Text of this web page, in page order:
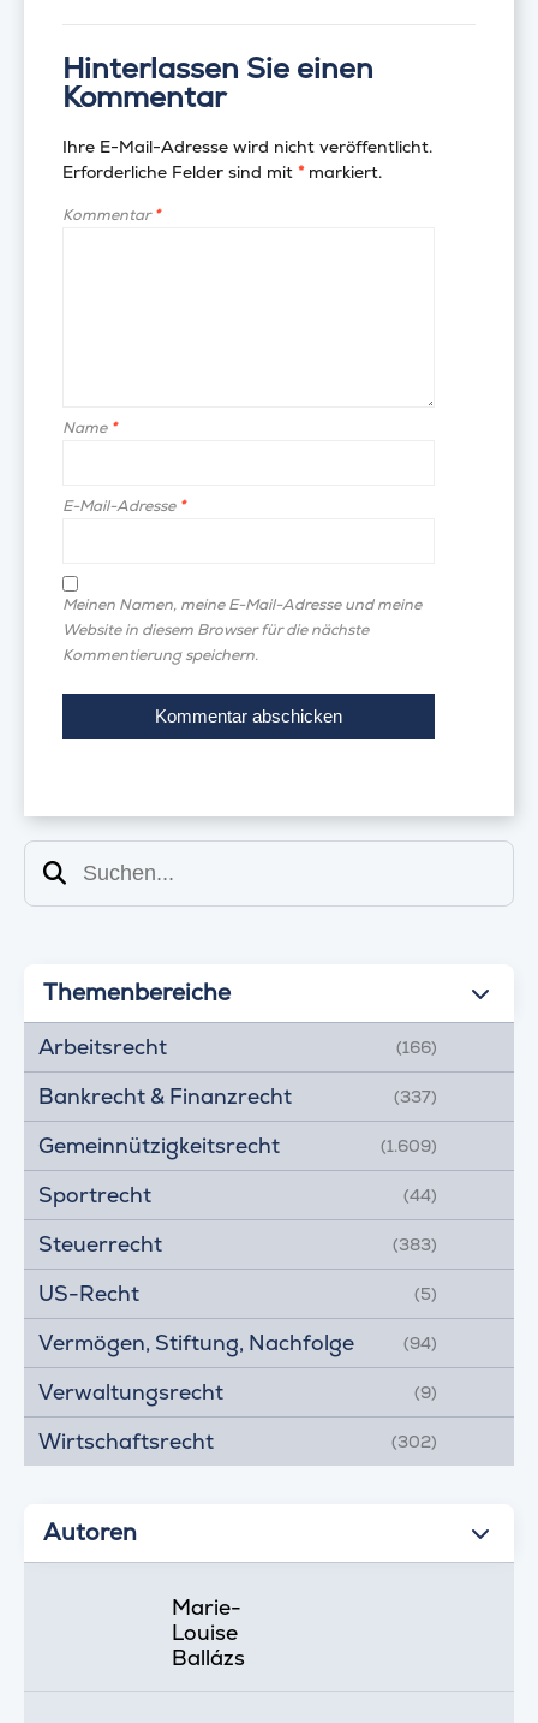
Hinterlassen Sie einen
Kommentar
Ihre E-Mail-Adresse wird nicht veröffentlicht.
Erforderliche Felder sind mit *markiert.
Kommentar*
Name *
E-Mail-Adresse *
Meinen Namen, meine E-Mail-Adresse und meine
Website in diesem Browser für die nächste
Kommentierung speichern.
Suchen
Themenbereiche
Arbeitsrecht (166)
Bankrecht & Finanzrecht (337)
Gemeinnützigkeitsrecht (1.609)
Sportrecht (44)
Steuerrecht (383)
US-Recht (5)
Vermögen, Stiftung, Nachfolge (94)
Verwaltungsrecht (9)
Wirtschaftsrecht (302)
Autoren
Marie-
Louise
Ballázs